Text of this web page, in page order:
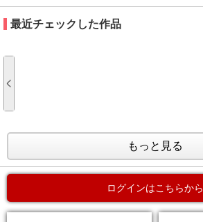
最近チェックした作品
もっと見る
ログインはこちらから